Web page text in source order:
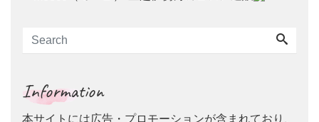
Information
本サイトには広告・プロモーションが含まれており、